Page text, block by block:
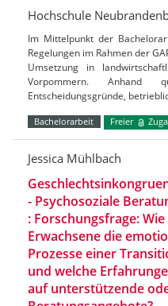
Hochschule
Im Mittelpunkt der
Regelungen im Rahmen der
Umsetzung in
Vorpommern. Anhand
Entscheidungsgründe,
Bachelorarbeit Freier
Jessica Mühlbach
- Psychosoziale
: Forschungsfrage:
Erwachsene die
Prozesse einer
und welche
auf unterstützende